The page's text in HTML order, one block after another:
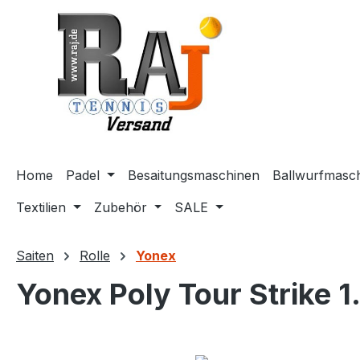
Hauptinhalt springen
Zur Suche springen
Zur Hauptnavigation springen
Home Padel Besaitungsmaschinen
Textilien
Zubehör SALE
Saiten Rolle Yonex
Yonex Poly Tour Strike